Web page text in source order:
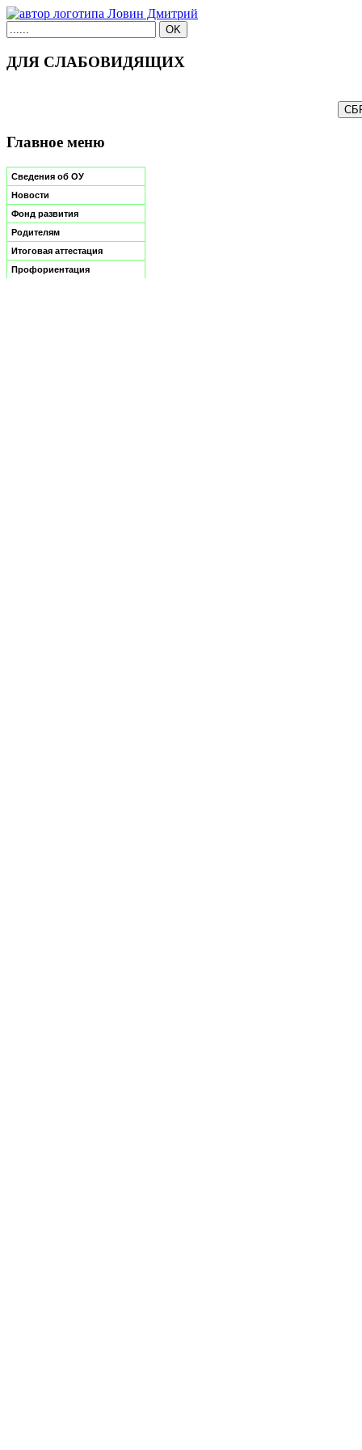
ДЛЯ СЛАБОВИДЯЩИХ
Главное меню
Сведения об ОУ
Новости
Фонд развития
Родителям
Итоговая аттестация
Профориентация